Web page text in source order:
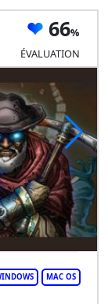
66
ÉVALUATION
MAC OS